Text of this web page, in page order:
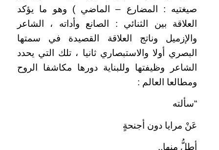
صيغتيه : المضارع – الماضي ) وهو ما يؤكد
العلاقة بين الثنائي : الصانع وأداته ، الشاعر
والإزميل وناتج العلاقة القصيدة في سمتها
البصري أولا والاستبصاري ثانيا ، تلك التي يحدد
الشاعر وظيفتها وللبناية دورها مكاشفا الروح
ومطالعا العالم :
“سألته
عَنْ مرايا دون أجنحةٍ
أطلُّ منها..